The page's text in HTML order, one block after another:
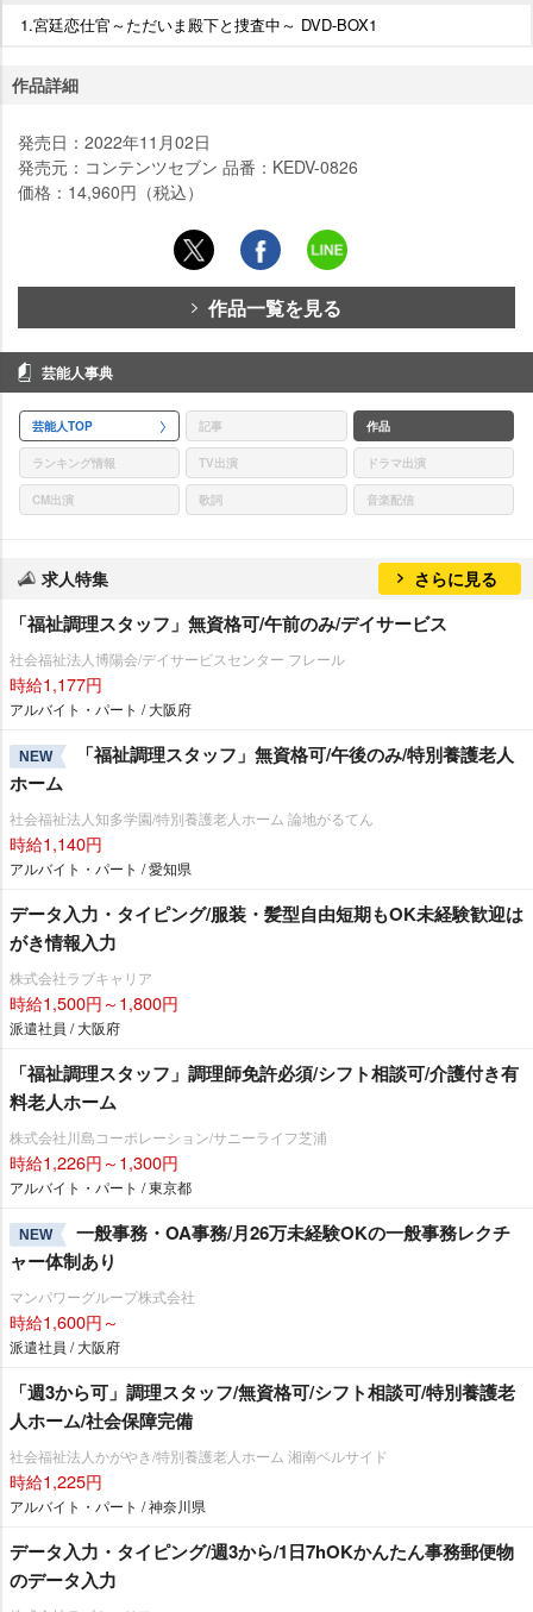
1.宮廷恋仕官～ただいま殿下と捜査中～ DVD-BOX1
作品詳細
発売日：2022年11月02日
発売元：コンテンツセブン 品番：KEDV-0826
価格：14,960円（税込）
作品一覧を見る
芸能人事典
芸能人TOP 記事 作品
ランキング情報 TV出演 ドラマ出演
CM出演 歌詞 音楽配信
求人特集 さらに見る
「福祉調理スタッフ」無資格可/午前のみ/デイサービス
社会福祉法人博陽会/デイサービスセンター フレール
時給1,177円
アルバイト・パート / 大阪府
NEW
「福祉調理スタッフ」無資格可/午後のみ/特別養護老人
ホーム
社会福祉法人知多学園/特別養護老人ホーム 論地がるてん
時給1,140円
アルバイト・パート / 愛知県
データ入力・タイピング/服装・髪型自由短期もOK未経験歓迎は
がき情報入力
株式会社ラブキャリア
時給1,500円～1,800円
派遣社員 / 大阪府
「福祉調理スタッフ」調理師免許必須/シフト相談可/介護付き有
料老人ホーム
株式会社川島コーポレーション/サニーライフ芝浦
時給1,226円～1,300円
アルバイト・パート / 東京都
NEW
一般事務・OA事務/月26万未経験OKの一般事務レクチ
ャー体制あり
マンパワーグループ株式会社
時給1,600円～
派遣社員 / 大阪府
「週3から可」調理スタッフ/無資格可/シフト相談可/特別養護老
人ホーム/社会保障完備
社会福祉法人かがやき/特別養護老人ホーム 湘南ベルサイド
時給1,225円
アルバイト・パート / 神奈川県
データ入力・タイピング/週3から/1日7hOKかんたん事務郵便物
のデータ入力